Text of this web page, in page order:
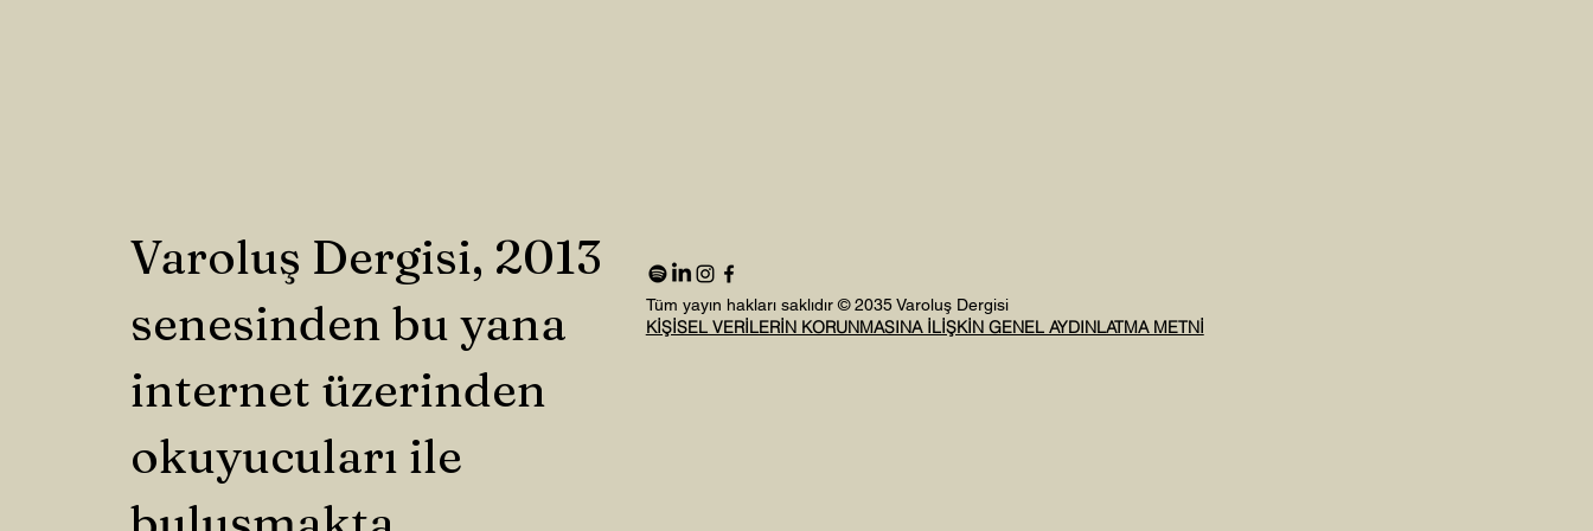
Varoluş Dergisi, 2013
senesinden bu yana
internet üzerinden
okuyucuları ile
Tüm yayın hakları saklıdır © 2035 Varoluş Dergisi
KİŞİSEL VERİLERİN KORUNMASINA İLİŞKİN GENEL AYDINLATMA METNİ